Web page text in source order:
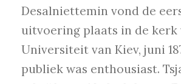
Desalniettemin vond de
uitvoering plaats in de kerk
Universiteit van Kiev, juni
publiek was enthousiast.